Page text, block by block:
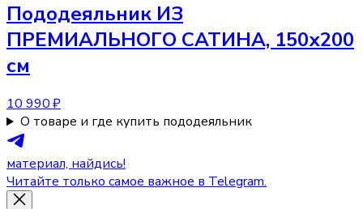
Пододеяльник ИЗ
ПРЕМИАЛЬНОГО САТИНА, 150х200
см
10 990 ₽
О товаре и где купить пододеяльник
материал, найдись!
Читайте только самое важное в Telegram.